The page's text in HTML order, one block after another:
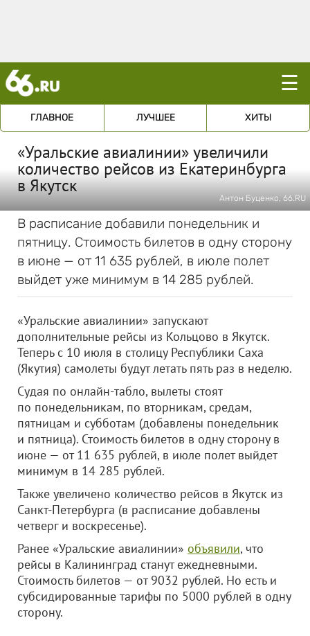
☰
ГЛАВНОЕ ЛУЧШЕЕ ХИТЫ
«Уральские авиалинии» увеличили
количество рейсов из Екатеринбурга
в Якутск
Антон Буценко, 66.RU
В расписание добавили понедельник и
пятницу. Стоимость билетов в одну сторону
в июне — от 11 635 рублей, в июле полет
выйдет уже минимум в 14 285 рублей.
«Уральские авиалинии» запускают
дополнительные рейсы из Кольцово в Якутск.
Теперь с 10 июля в столицу Республики Саха
(Якутия) самолеты будут летать пять раз в неделю.
Судая по онлайн-табло, вылеты стоят
по понедельникам, по вторникам, средам,
пятницам и субботам (добавлены понедельник
и пятница). Стоимость билетов в одну сторону в
июне — от 11 635 рублей, в июле полет выйдет
минимум в 14 285 рублей.
Также увеличено количество рейсов в Якутск из
Санкт-Петербурга (в расписание добавлены
четверг и воскресенье).
Ранее «Уральские авиалинии» объявили, что
рейсы в Калининград станут ежедневными.
Стоимость билетов — от 9032 рублей. Но есть и
субсидированные тарифы по 5000 рублей в одну
сторону.